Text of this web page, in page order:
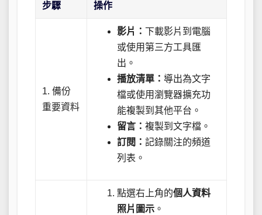
步驟 操作
1. 備份
重要資料
影片：下載影片到電腦
或使用第三方工具匯
出。
播放清單：導出為文字
檔或使用瀏覽器擴充功
能複製到其他平台。
留言：複製到文字檔。
訂閱：記錄關注的頻道
列表。
點選右上角的個人資料
照片圖示 。